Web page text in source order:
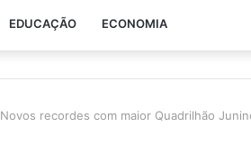
EDUCAÇÃO ECONOMIA
Novos recordes com maior Quadrilhão